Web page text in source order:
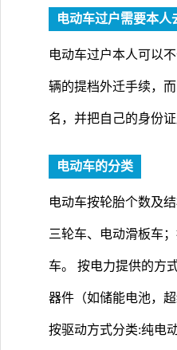
电动车过户需要本人
电动车过户本人可以
辆的提档外迁手续，
名，并把自己的身份
电动车的分类
电动车按轮胎个数及
三轮车、电动滑板车
车。 按电力提供的方
器件（如储能电池，
按驱动方式分类:纯电